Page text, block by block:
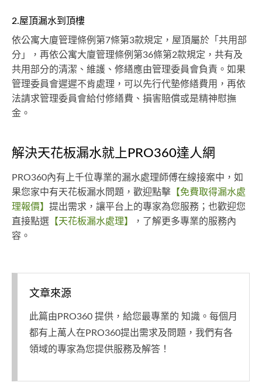
2.屋頂漏水到頂樓
依公寓大廈管理條例第7條第3款規定，屋頂屬於「共用部
分」，再依公寓大廈管理條例第36條第2款規定，共有及
共用部分的清潔、維護、修繕應由管理委員會負責。如果
管理委員會遲遲不肯處理，可以先行代墊修繕費用，再依
法請求管理委員會給付修繕費、損害賠償或是精神慰撫
金。
解決天花板漏水就上PRO360達人網
PRO360內有上千位專業的漏水處理師傅在線接案中，如
果您家中有天花板漏水問題，歡迎點擊 【免費取得漏水處
理報價】 提出需求，讓平台上的專家為您服務；也歡迎您
直接點選 【天花板漏水處理】
，了解更多專業的服務內
容。
文章來源
此篇由PRO360 提供，給您最專業的 知識。每個月
都有上萬人在PRO360提出需求及問題，我們有各
領域的專家為您提供服務及解答！